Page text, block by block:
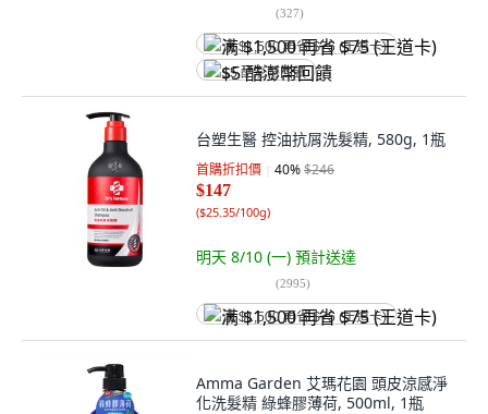
(327)
满 $1,500 再省 $75 (王道卡)
$5 酷澎幣回饋
台塑生醫 控油抗屑洗髮精, 580g, 1瓶
首購折扣價 40%$246
$147
($25.35/100g)
明天 8/10 (一) 預計送達
(2995)
满 $1,500 再省 $75 (王道卡)
Amma Garden 艾瑪花園 頭皮涼感淨
化洗髮精 綠蜂膠薄荷, 500ml, 1瓶